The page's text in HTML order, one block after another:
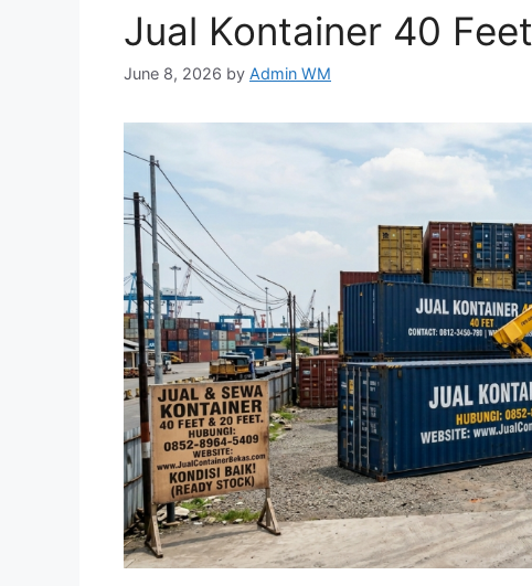
Jual Kontainer 40 Feet
June 8, 2026 by Admin WM